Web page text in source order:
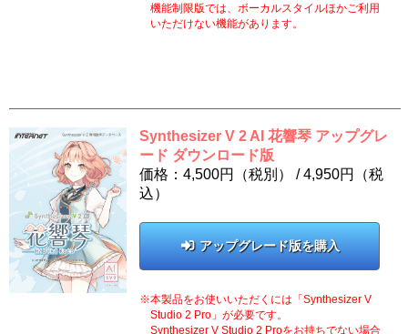
機能制限版では、ボーカルスタイルほかご利用
いただけない機能があります。
Synthesizer V 2 AI 花響琴 アップグレ
ード ダウンロード版
価格：4,500円（税別） /4,950円（税
込）
アップグレード版を購入
本製品をお使いいただくには「Synthesizer V
Studio 2 Pro」が必要です。
Synthesizer V Studio 2 Proをお持ちでない場合